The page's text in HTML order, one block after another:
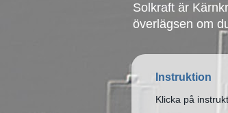
Solkraft är
överlägsen om
Instruktion
Klicka på